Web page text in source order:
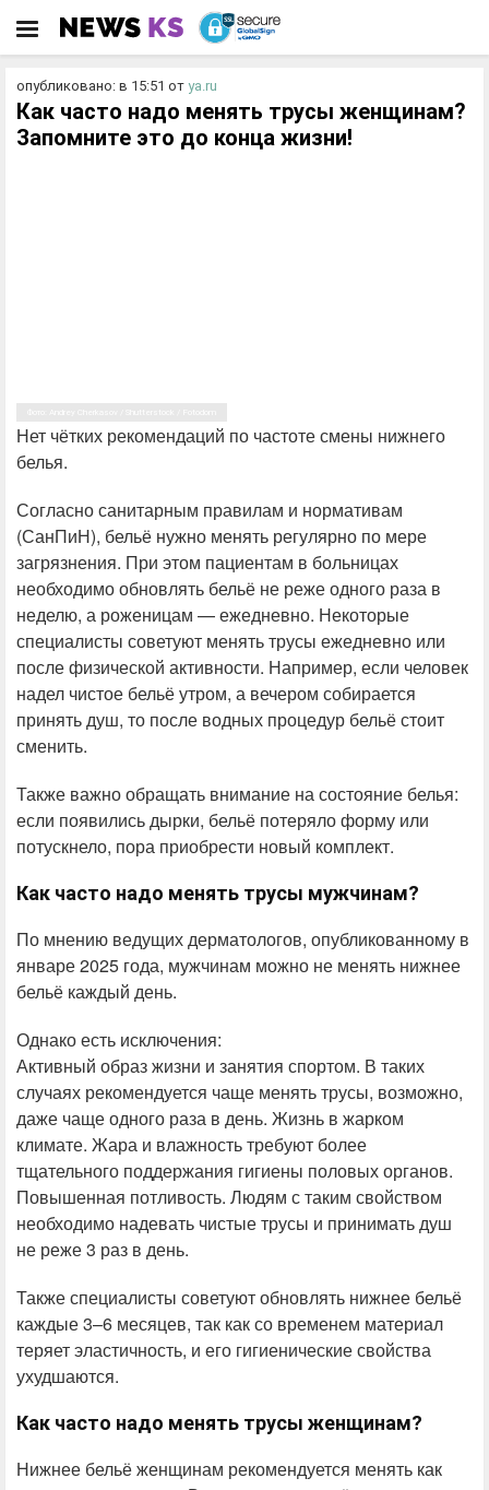
опубликовано: в 15:51 от ya.ru
Как часто надо менять трусы женщинам?
Запомните это до конца жизни!
Нет чётких рекомендаций по частоте смены нижнего
белья.
Согласно санитарным правилам и нормативам
(СанПиН), бельё нужно менять регулярно по мере
загрязнения. При этом пациентам в больницах
необходимо обновлять бельё не реже одного раза в
неделю, а роженицам — ежедневно. Некоторые
специалисты советуют менять трусы ежедневно или
после физической активности. Например, если человек
надел чистое бельё утром, а вечером собирается
принять душ, то после водных процедур бельё стоит
сменить.
Также важно обращать внимание на состояние белья:
если появились дырки, бельё потеряло форму или
потускнело, пора приобрести новый комплект.
Как часто надо менять трусы мужчинам?
По мнению ведущих дерматологов, опубликованному в
январе 2025 года, мужчинам можно не менять нижнее
бельё каждый день.
Однако есть исключения:
Активный образ жизни и занятия спортом. В таких
случаях рекомендуется чаще менять трусы, возможно,
даже чаще одного раза в день. Жизнь в жарком
климате. Жара и влажность требуют более
тщательного поддержания гигиены половых органов.
Повышенная потливость. Людям с таким свойством
необходимо надевать чистые трусы и принимать душ
не реже 3 раз в день.
Также специалисты советуют обновлять нижнее бельё
каждые 3–6 месяцев, так как со временем материал
теряет эластичность, и его гигиенические свойства
ухудшаются.
Как часто надо менять трусы женщинам?
Нижнее бельё женщинам рекомендуется менять как